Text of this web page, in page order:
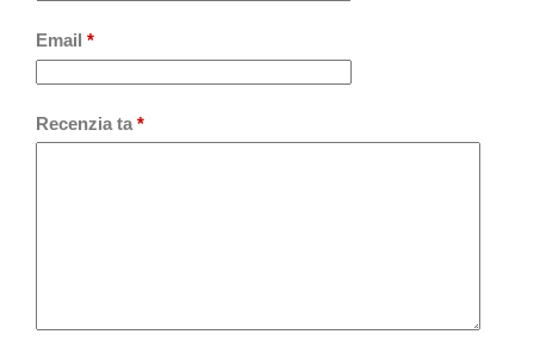
Email *
Recenzia ta *